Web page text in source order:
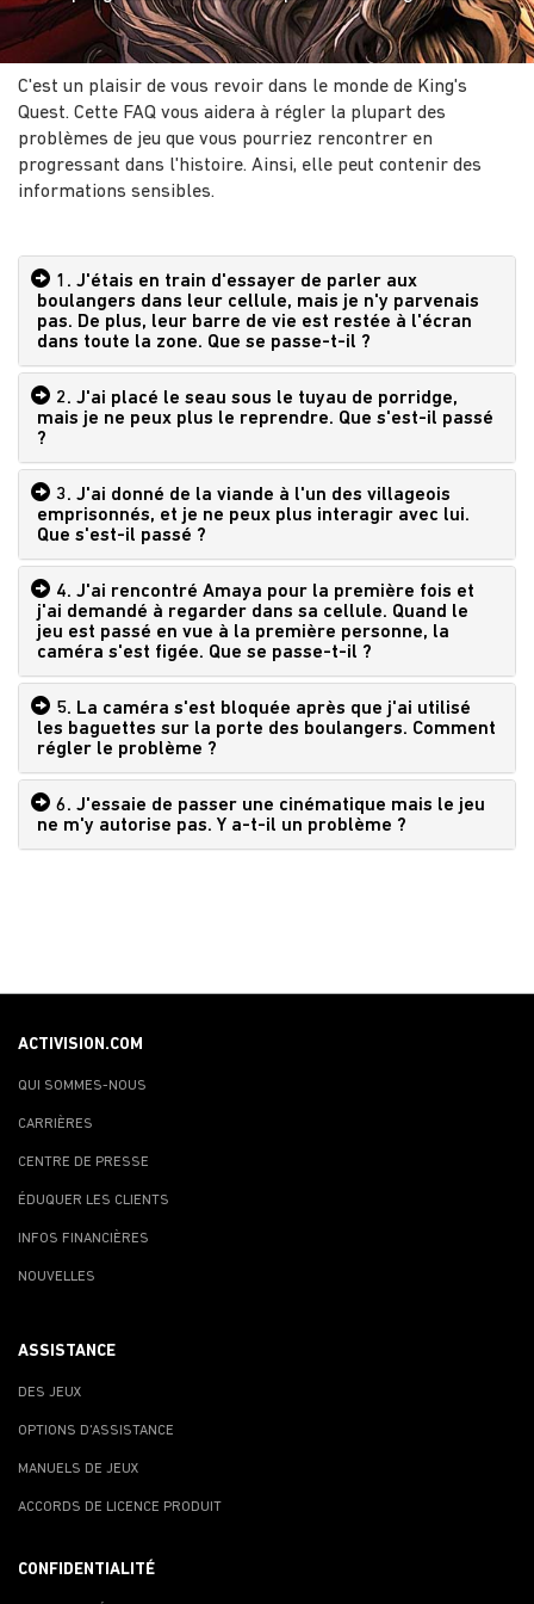
C'est un plaisir de vous revoir dans le monde de King's
Quest. Cette FAQ vous aidera à régler la plupart des
problèmes de jeu que vous pourriez rencontrer en
progressant dans l'histoire. Ainsi, elle peut contenir des
informations sensibles.
1. J'étais en train d'essayer de parler aux
boulangers dans leur cellule, mais je n'y parvenais
pas. De plus, leur barre de vie est restée à l'écran
dans toute la zone. Que se passe-t-il ?
2. J'ai placé le seau sous le tuyau de porridge,
mais je ne peux plus le reprendre. Que s'est-il passé
?
3. J'ai donné de la viande à l'un des villageois
emprisonnés, et je ne peux plus interagir avec lui.
Que s'est-il passé ?
4. J'ai rencontré Amaya pour la première fois et
j'ai demandé à regarder dans sa cellule. Quand le
jeu est passé en vue à la première personne, la
caméra s'est figée. Que se passe-t-il ?
5. La caméra s'est bloquée après que j'ai utilisé
les baguettes sur la porte des boulangers. Comment
régler le problème ?
6. J'essaie de passer une cinématique mais le jeu
ne m'y autorise pas. Y a-t-il un problème ?
ACTIVISION.COM
QUI SOMMES-NOUS
CARRIÈRES
CENTRE DE PRESSE
ÉDUQUER LES CLIENTS
INFOS FINANCIÈRES
NOUVELLES
ASSISTANCE
DES JEUX
OPTIONS D'ASSISTANCE
MANUELS DE JEUX
ACCORDS DE LICENCE PRODUIT
CONFIDENTIALITÉ